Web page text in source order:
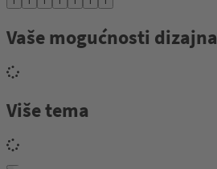
Vaše mogućnosti dizajna
Više tema